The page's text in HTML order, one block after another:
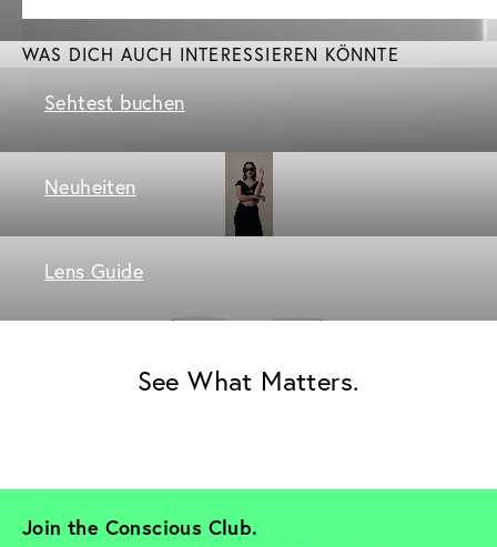
WAS DICH AUCH INTERESSIEREN KÖNNTE
Sehtest buchen
Neuheiten
Lens Guide
See What Matters.
Join the Conscious Club.